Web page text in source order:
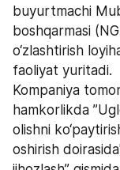
buyurtmachi
boshqarmasi
o‘zlashtirish
faoliyat yuritadi.
Kompaniya
hamkorlikda
olishni
oshirish